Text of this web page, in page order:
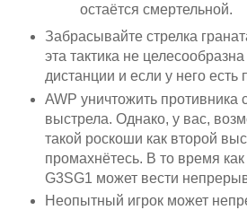
остаётся смертельной.
Забрасывайте стрелка
эта тактика не
дистанции и если у него есть
AWP уничтожить противника
выстрела. Однако, у вас,
такой роскоши как второй
промахнётесь. В то время как
G3SG1 может вести
Неопытный игрок может